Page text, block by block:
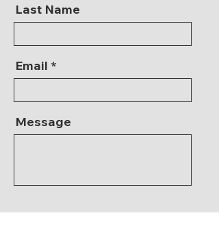
Last Name
Email
Message